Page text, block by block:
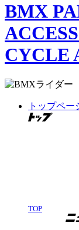
BMX
CYCLE
トップペー
TOP